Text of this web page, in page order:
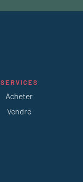
SERVICES
Acheter
Vendre